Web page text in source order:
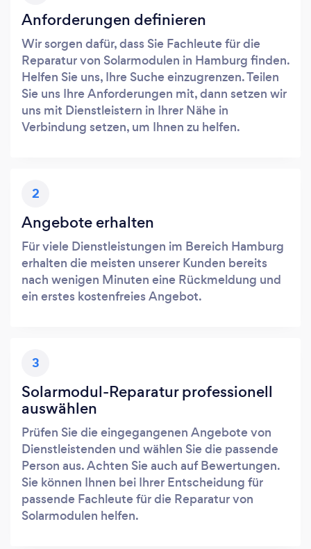
Anforderungen definieren
Wir sorgen dafür, dass Sie Fachleute für die
Reparatur von Solarmodulen in Hamburg finden.
Helfen Sie uns, Ihre Suche einzugrenzen. Teilen
Sie uns Ihre Anforderungen mit, dann setzen wir
uns mit Dienstleistern in Ihrer Nähe in
Verbindung setzen, um Ihnen zu helfen.
2
Angebote erhalten
Für viele Dienstleistungen im Bereich Hamburg
erhalten die meisten unserer Kunden bereits
nach wenigen Minuten eine Rückmeldung und
ein erstes kostenfreies Angebot.
3
Solarmodul-Reparatur professionell
auswählen
Prüfen Sie die eingegangenen Angebote von
Dienstleistenden und wählen Sie die passende
Person aus. Achten Sie auch auf Bewertungen.
Sie können Ihnen bei Ihrer Entscheidung für
passende Fachleute für die Reparatur von
Solarmodulen helfen.